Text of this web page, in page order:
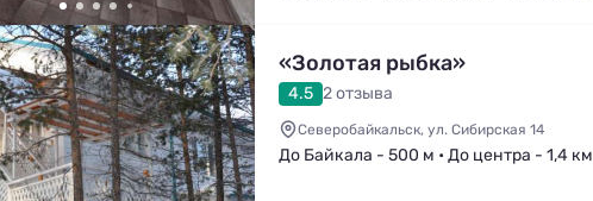
«Золотая рыбка»
4.5 2 отзыва
Северобайкальск, ул. Сибирская 14
До Байкала - 500 м • До центра - 1,4 км